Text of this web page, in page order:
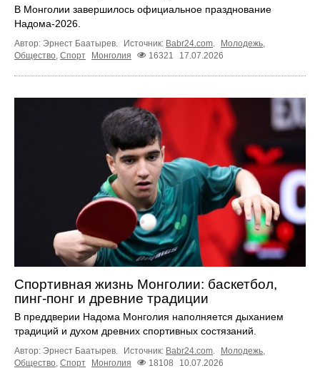
В Монголии завершилось официальное празднование
Надома-2026.
Автор: Эрнест Баатырев. Источник: Babr24.com. Молодежь,
Общество, Спорт Монголия 16321 17.07.2026
Спортивная жизнь Монголии: баскетбол,
пинг-понг и древние традиции
В преддверии Надома Монголия наполняется дыханием
традиций и духом древних спортивных состязаний.
Автор: Эрнест Баатырев. Источник: Babr24.com Молодежь
Общество, Спорт Монголия 18108 10.07.2026